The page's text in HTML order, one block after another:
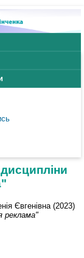
Євгенівна (2023)
реклама"